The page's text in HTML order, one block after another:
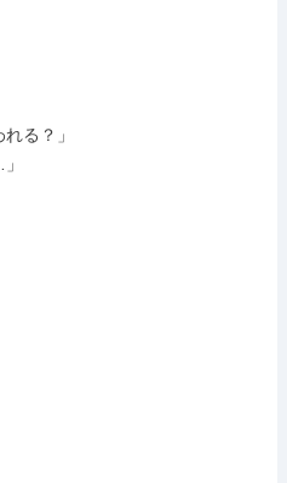
る？」